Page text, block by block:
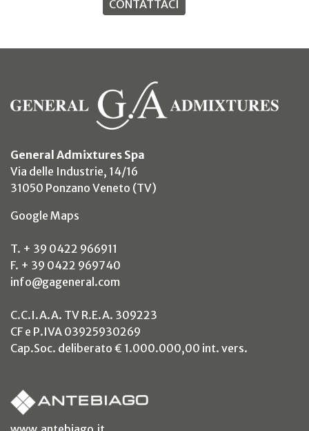
CONTATTACI
General Admixtures Spa
Via delle Industrie, 14/16
31050 Ponzano Veneto (TV)
Google Maps
T. + 39 0422 966911
F. + 39 0422 969740
info@gageneral.com
C.C.I.A.A. TV R.E.A. 309223
CF e P.IVA 03925930269
Cap.Soc. deliberato € 1.000.000,00 int. vers.